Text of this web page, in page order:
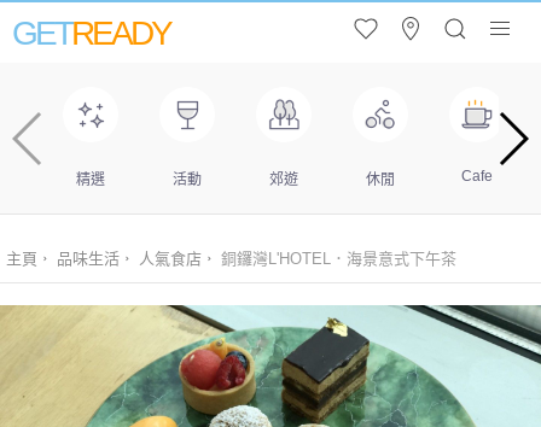
GETREADY
精選 活動 郊遊 休閒 Cafe
主頁 品味生活 人氣食店 銅鑼灣L'HOTEL．海景意式下午茶